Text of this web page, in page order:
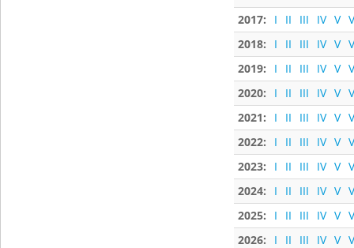
2017:
I II III IV V
2018:
I II III IV V
2019:
I II III IV V
2020:
I II III IV V
2021:
I II III IV V
2022:
I II III IV V
2023:
I II III IV V
2024:
I II III IV V
2025:
I II III IV V
2026:
I II III IV V